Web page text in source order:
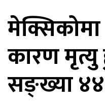
कारण
सङ्ख्या ४४